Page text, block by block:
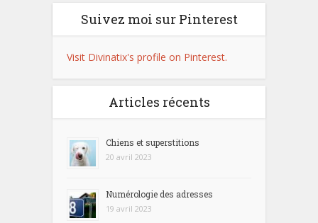
Suivez moi sur Pinterest
Visit Divinatix's profile on Pinterest.
Articles récents
Chiens et superstitions
20 avril 2023
Numérologie des adresses
19 avril 2023